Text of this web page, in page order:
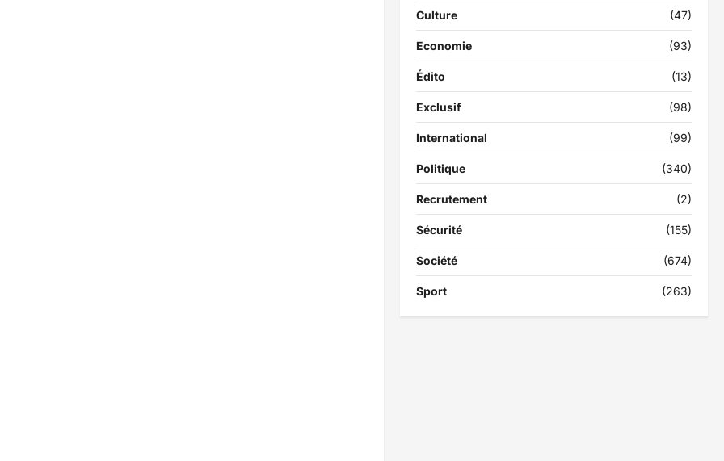
Culture (47)
Economie (93)
Édito (13)
Exclusif (98)
International (99)
Politique (340)
Recrutement (2)
Sécurité (155)
Société (674)
Sport (263)